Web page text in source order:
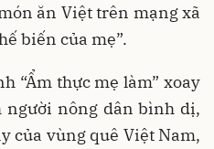
ăn Việt trên mạng xã
biến của mẹ”.
“Ẩm thực mẹ làm” xoay
nông dân bình dị,
của vùng quê Việt Nam,